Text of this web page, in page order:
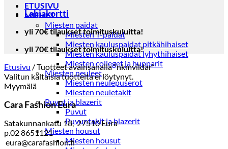
ETUSIVU
MIEHET
Miesten paidat
Miesten T-paidat
Miesten kauluspaidat pitkähihaiset
Miesten kauluspaidat lyhythihaiset
Miesten colleget ja hupparit
Miesten neuleet
Miesten neulepuserot
Miesten neuletakit
Puvut ja blazerit
Puvut
Puvuntakit ja blazerit
Miesten housut
Miesten housut
Lahjakortti
yli 70€ tilaukset toimituskuluitta!
yli 70€ tilaukset toimituskuluitta!
Etusivu /Tuotteet avainsanalla “nkmvildar”
Valitun kaltaisia tuotteita ei löytynyt.
Myymälä
Cara Fashion Eura
Satakunnankatu 18, 27510 Eura
p.02 8651121
eura@carafashion.fi